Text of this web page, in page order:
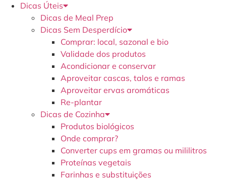
Dicas Úteis
Dicas de Meal Prep
Dicas Sem Desperdício
Comprar: local, sazonal e bio
Validade dos produtos
Acondicionar e conservar
Aproveitar cascas, talos e ramas
Aproveitar ervas aromáticas
Re-plantar
Dicas de Cozinha
Produtos biológicos
Onde comprar?
Converter cups em gramas ou mililitros
Proteínas vegetais
Farinhas e substituições